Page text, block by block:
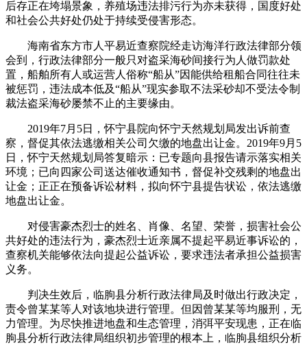
后存正在垮塌景象，养殖场违法排污行为亦未获得，国度好处
和社会公共好处仍处于持续受侵害形态。
海南省东方市人平易近查察院经走访海洋行政法律部分领
会到，行政法律部分一般只对盗采海砂间接行为人做罚款处
置，船舶所有人或运营人俗称“船从”因能供给租船合同往往未
被惩罚，违法成本低及“船从”现实参取不法采砂却不受法令制
裁法盗采海砂屡禁不止的主要缘由。
2019年7月5日，怀宁县院向怀宁天然规划局发出诉前查
察，督促其依法逃缴相关公司欠缴的地盘出让金。2019年9月5
日，怀宁天然规划局答复暗示：已专题向县报告请示落实相关
环境；已向四家公司送达催收通知书，督促补交残剩的地盘出
让金；正正在预备诉讼材料，拟向怀宁县提告状讼，依法逃缴
地盘出让金。
对侵害豪杰烈士的姓名、肖像、名望、荣誉，损害社会公
共好处的违法行为，豪杰烈士近亲属不提起平易近事诉讼的，
查察机关能够依法向提起公益诉讼，要求违法者承担公益损害
义务。
判决生效后，临朐县分析行政法律局及时做出行政决定，
责令曾某某等人对该地块进行管理。但因曾某某等均服刑，无
力管理。为尽快推进地盘和生态管理，消弭平安现患，正在临
朐县分析行政法律局组织初步管理的根本上，临朐县组织分析